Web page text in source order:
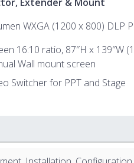
WXGA (1200 x 800) DLP
16:10 ratio, 87″H x 139″W
Wall mount screen
Switcher for PPT and Stage